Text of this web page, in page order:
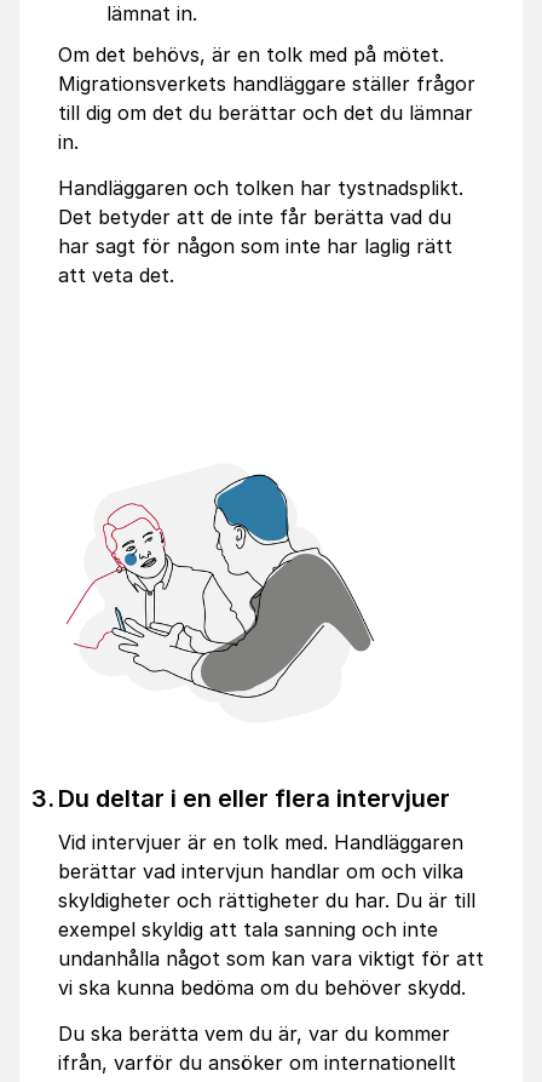
lämnat in.
Om det behövs, är en tolk med på mötet.
Migrationsverkets handläggare ställer frågor
till dig om det du berättar och det du lämnar
in.
Handläggaren och tolken har tystnadsplikt.
Det betyder att de inte får berätta vad du
har sagt för någon som inte har laglig rätt
att veta det.
Du deltar i en eller flera intervjuer
Vid intervjuer är en tolk med. Handläggaren
berättar vad intervjun handlar om och vilka
skyldigheter och rättigheter du har. Du är till
exempel skyldig att tala sanning och inte
undanhålla något som kan vara viktigt för att
vi ska kunna bedöma om du behöver skydd.
Du ska berätta vem du är, var du kommer
ifrån, varför du ansöker om internationellt